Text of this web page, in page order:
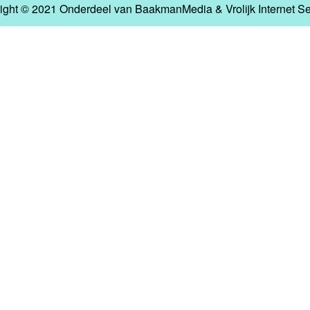
© 2021 Onderdeel van BaakmanMedia& Vrolijk Internet